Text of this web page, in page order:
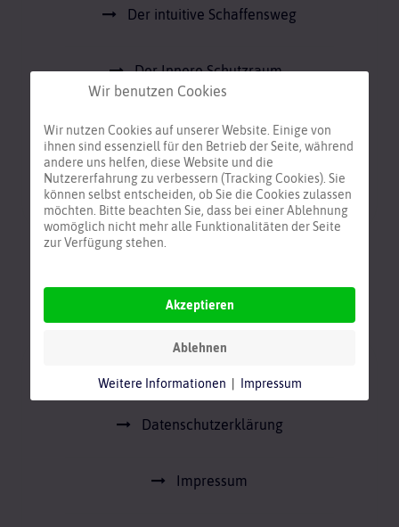
Der intuitive Schaffensweg
Der Innere Schutzraum -
Wasserdrache
Der Innere Schutzraum
Mein CZoe und Boys'n'Witches BLOG
Beliebte Beiträge
Datenschutzerklärung
Impressum
Wir benutzen Cookies
Wir nutzen Cookies auf unserer Website. Einige von
ihnen sind essenziell für den Betrieb der Seite, während
andere uns helfen, diese Website und die
Nutzererfahrung zu verbessern (Tracking Cookies). Sie
können selbst entscheiden, ob Sie die Cookies zulassen
möchten. Bitte beachten Sie, dass bei einer Ablehnung
womöglich nicht mehr alle Funktionalitäten der Seite
zur Verfügung stehen.
Akzeptieren
Ablehnen
Weitere Informationen Impressum